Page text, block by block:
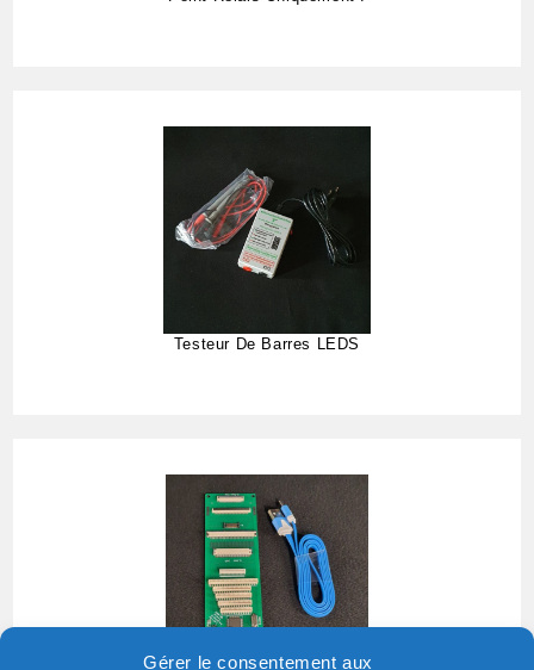
Gérer le consentement aux
Testeur De Barres LEDS